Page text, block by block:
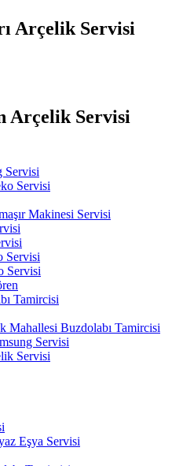
Arçelik Servisi
Arçelik Servisi
Servisi
Servisi
Makinesi Servisi
Servisi
Servisi
Tamircisi
Mahallesi Buzdolabı Tamircisi
Servisi
Servisi
Eşya Servisi